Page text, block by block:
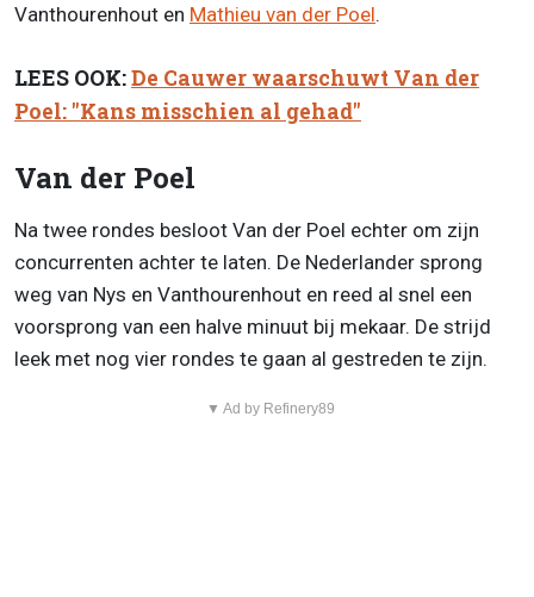
Vanthourenhout en Mathieu van der Poel.
LEES OOK:De Cauwer waarschuwt Van der
Poel: "Kans misschien al gehad"
Van der Poel
Na twee rondes besloot Van der Poel echter om zijn
concurrenten achter te laten. De Nederlander sprong
weg van Nys en Vanthourenhout en reed al snel een
voorsprong van een halve minuut bij mekaar. De strijd
leek met nog vier rondes te gaan al gestreden te zijn.
▼ Ad by Refinery89